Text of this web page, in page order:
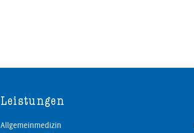
Leistungen
Allgemeinmedizin